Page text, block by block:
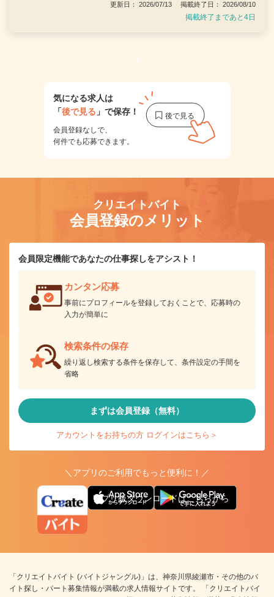
更新日： 2026/07/13 掲載終了日： 2026/08/10
掲載終了まであと4日
1
気になる求人は
「後で見る 」で保存！
会員登録なしで、
何件でも応募できます。
クリエイトバイト
会員登録のメリット
会員限定機能であなたの仕事探しをアシスト！
カンタン応募
事前にプロフィールを登録しておくことで、応募時の
入力が簡単に
検索条件の保存
繰り返し検索する条件を保存して、条件設定の手間を
省略
まずは会員登録（無料）
アカウントをお持ちの方 ログインはこちら＞
＼アプリのご利用でもっと便利に！／
アプリ版ダウンロードはこちらから
「クリエイトバイト (バイトジャングル)」は、神奈川県綾瀬市・その他のバ
イト探し・パート募集情報が満載の求人情報サイトです。 「クリエイトバイ